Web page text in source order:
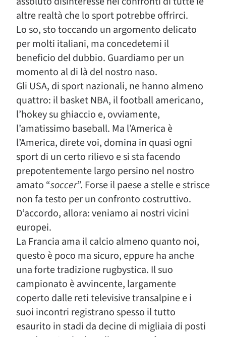
altre realtà che lo sport potrebbe offrirci.
Lo so, sto toccando un argomento delicato
per molti italiani, ma concedetemi il
beneficio del dubbio. Guardiamo per un
momento al di là del nostro naso.
Gli USA, di sport nazionali, ne hanno almeno
quattro: il basket NBA, il football americano,
l’hokey su ghiaccio e, ovviamente,
l’amatissimo baseball. Ma l’America è
l’America, direte voi, domina in quasi ogni
sport di un certo rilievo e si sta facendo
prepotentemente largo persino nel nostro
amato “soccer”. Forse il paese a stelle e strisce
non fa testo per un confronto costruttivo.
D’accordo, allora: veniamo ai nostri vicini
europei.
La Francia ama il calcio almeno quanto noi,
questo è poco ma sicuro, eppure ha anche
una forte tradizione rugbystica. Il suo
campionato è avvincente, largamente
coperto dalle reti televisive transalpine e i
suoi incontri registrano spesso il tutto
esaurito in stadi da decine di migliaia di posti